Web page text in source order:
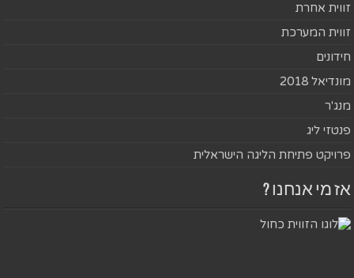
זווית אחרת
זווית המערכת
חידונים
מונדיאל 2018
מנג'ר
פנטזי ליג
פרויקט פתיחת הליגה הישראלית
אז מי אנחנו ?